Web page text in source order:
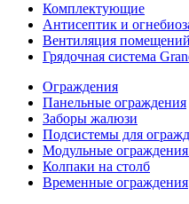
Комплектующие
Антисептик и
Вентиляция помещений
Грядочная система
Ограждения
Панельные ограждения
Заборы жалюзи
Подсистемы для
Модульные ограждения
Колпаки на столб
Временные ограждения